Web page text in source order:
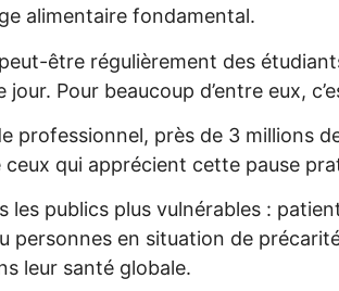
alimentaire fondamental.
être régulièrement des
jour. Pour beaucoup d’entre eux,
professionnel, près de 3 millions
qui apprécient cette pause
les publics plus vulnérables :
personnes en situation de
leur santé globale.